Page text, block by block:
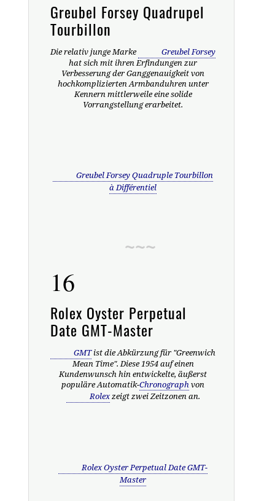
Greubel Forsey Quadrupel
Tourbillon
Die relativ junge Marke
Greubel Forsey
hat sich mit ihren Erfindungen zur
Verbesserung der Ganggenauigkeit von
hochkomplizierten Armbanduhren unter
Kennern mittlerweile eine solide
Vorrangstellung erarbeitet.
Greubel Forsey Quadruple Tourbillon
à Différentiel
16
Rolex Oyster Perpetual
Date GMT-Master
GMTist die Abkürzung für "Greenwich
Mean Time". Diese 1954 auf einen
Kundenwunsch hin entwickelte, äußerst
populäre Automatik-Chronographvon
Rolexzeigt zwei Zeitzonen an.
Rolex Oyster Perpetual Date GMT-
Master